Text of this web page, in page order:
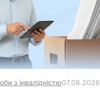
з інвалідністю07.08.2026